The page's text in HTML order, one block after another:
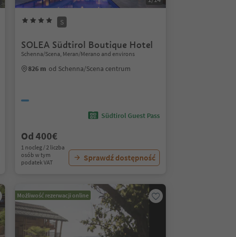
S
SOLEA Südtirol Boutique Hotel
Schenna/Scena, Meran/Merano and environs
826 m od Schenna/Scena centrum
Südtirol Guest Pass
Od 400€
1 nocleg / 2 liczba
osób w tym
podatek VAT
Sprawdź dostępność
Możliwość rezerwacji online